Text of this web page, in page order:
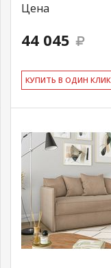
Цена
44 045
КУ­ПИТЬ В ОДИН КЛИК